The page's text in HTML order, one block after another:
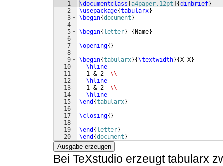
1
2
3
4
5
6
7
8
9
10
11
12
13
14
15
16
17
18
19
20
\documentclass a4paper,12pt {dinbrief}
\usepackage{tabularx}
\begin{document }
\begin{ letter} { Name}
\opening{ }
\begin{tabularx}{\textwidth}{X X}
\hline
  1 & 2
\\
\hline
  1 & 2
\\
\hline
\end {tabularx}
\closing{ }
\end { letter}
\end {document }
Ausgabe erzeugen
Bei TeXstudio erzeugt tabularx